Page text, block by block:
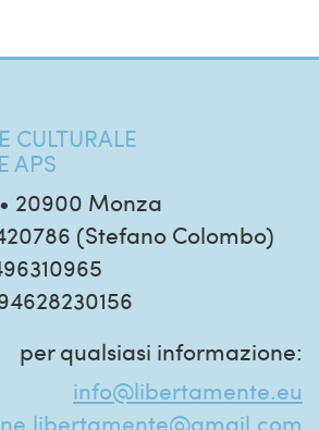
CULTURALE
APS
20900 Monza
(Stefano Colombo)
per qualsiasi informazione:
info@libertamente.eu